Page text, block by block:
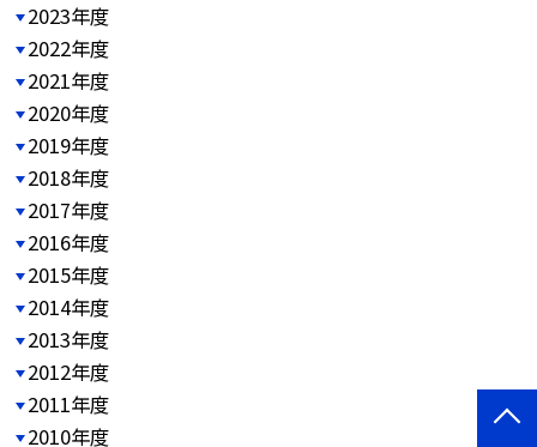
2023年度
2022年度
2021年度
2020年度
2019年度
2018年度
2017年度
2016年度
2015年度
2014年度
2013年度
2012年度
2011年度
2010年度